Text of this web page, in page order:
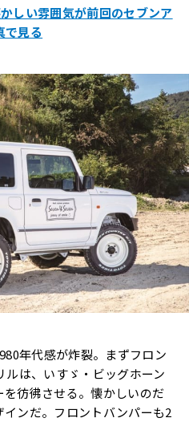
しい雰囲気が前回のセブンア
で見る
年代感が炸裂。まずフロン
ルは、いすゞ・ビッグホーン
彷彿させる。懐かしいのだ
ンだ。フロントバンパーも2